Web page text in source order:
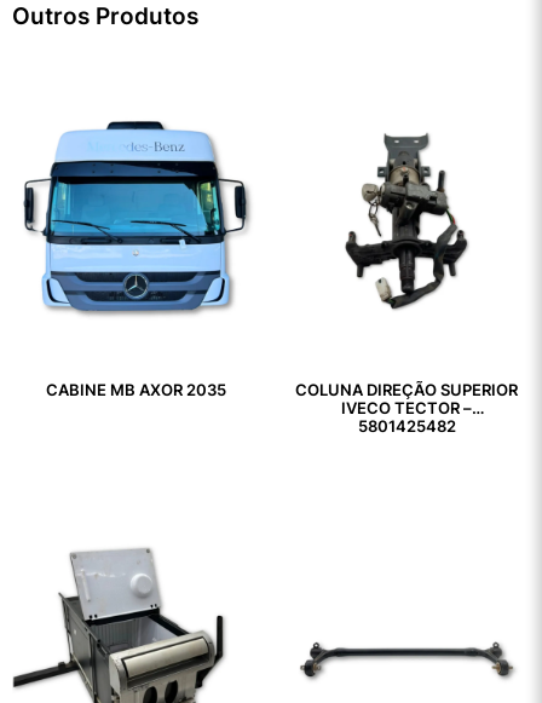
Outros Produtos
CABINE MB AXOR 2035
COLUNA DIREÇÃO SUPERIOR
IVECO TECTOR –
5801425482